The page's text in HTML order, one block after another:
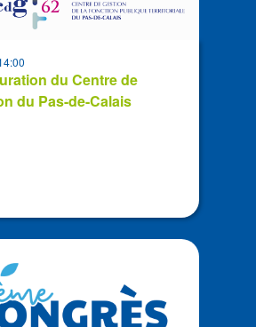
du Centre de
du Pas-de-Calais